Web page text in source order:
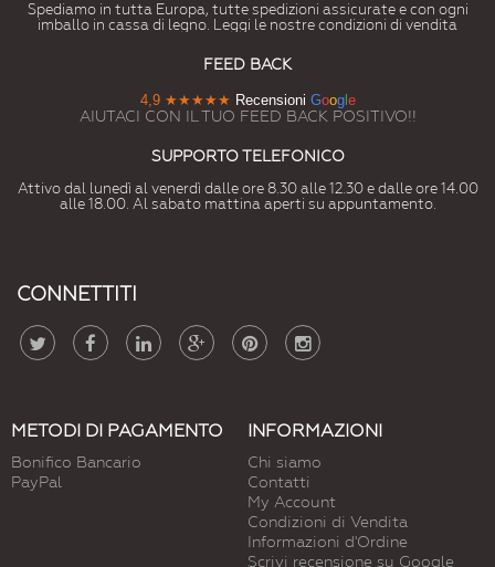
Spediamo in tutta Europa, tutte spedizioni assicurate e con ogni
imballo in cassa di legno. Leggi le nostre condizioni di vendita
FEED BACK
4,9 ★★★★★ Recensioni Googl e
AIUTACI CON IL TUO FEED BACK POSITIVO!!
SUPPORTO TELEFONICO
Attivo dal lunedì al venerdì dalle ore 8.30 alle 12.30 e dalle ore 14.00
alle 18.00. Al sabato mattina aperti su appuntamento.
CONNETTITI
METODI DI PAGAMENTO
Bonifico Bancario
PayPal
INFORMAZIONI
Chi siamo
Contatti
My Account
Condizioni di Vendita
Informazioni d'Ordine
Scrivi recensione su Google